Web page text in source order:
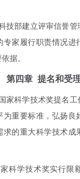
技部建立评审信誉
专家履行职责情况进
据。
第四章 提名和受
家科学技术奖提名
为重要标准，弘扬良
求的重大科学技术成
科学技术奖实行限